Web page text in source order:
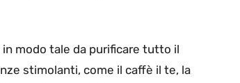
modo tale da purificare tutto il
stimolanti, come il caffè il te, la